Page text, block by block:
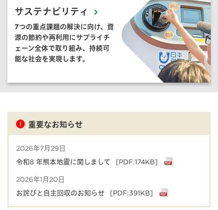
サステナビリティ
7つの重点課題の解決に向け、資
源の節約や再利用にサプライチ
ェーン全体で取り組み、持続可
能な社会を実現します。
重要なお知らせ
2026年7月29日
令和8 年熊本地震に関しまして
[PDF:174KB]
2026年1月20日
お詫びと自主回収のお知らせ
[PDF:391KB]